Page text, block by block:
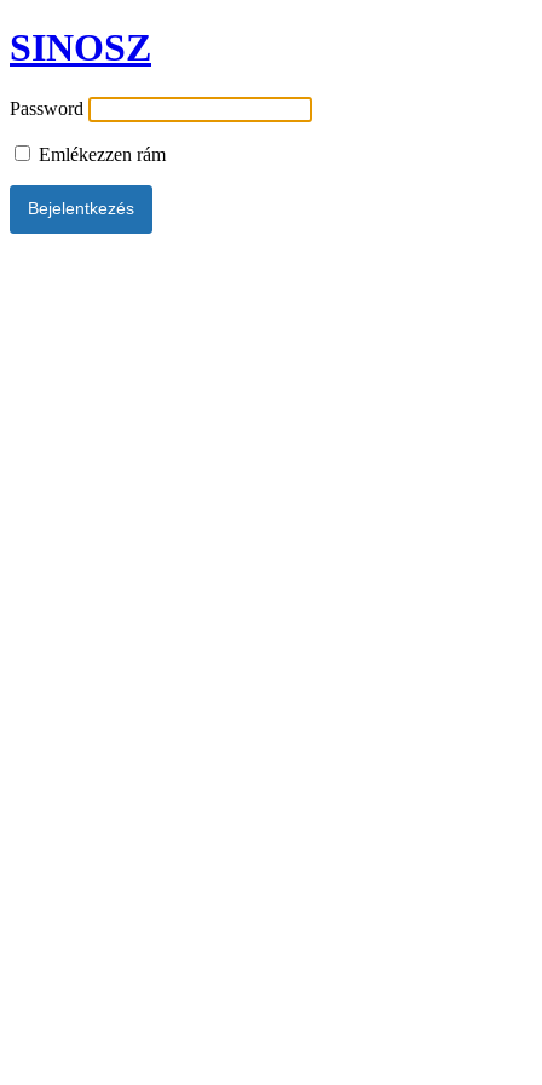
SINOSZ
Password
Emlékezzen rám